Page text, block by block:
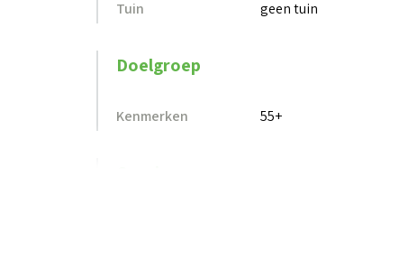
Tuin geen tuin
Doelgroep
Kenmerken 55+